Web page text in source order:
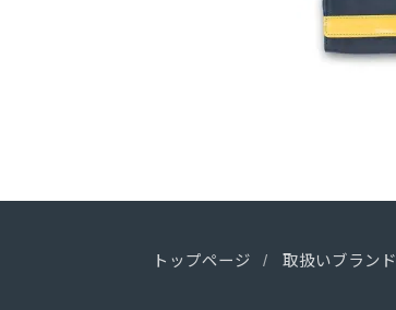
トップページ 取扱いブランド